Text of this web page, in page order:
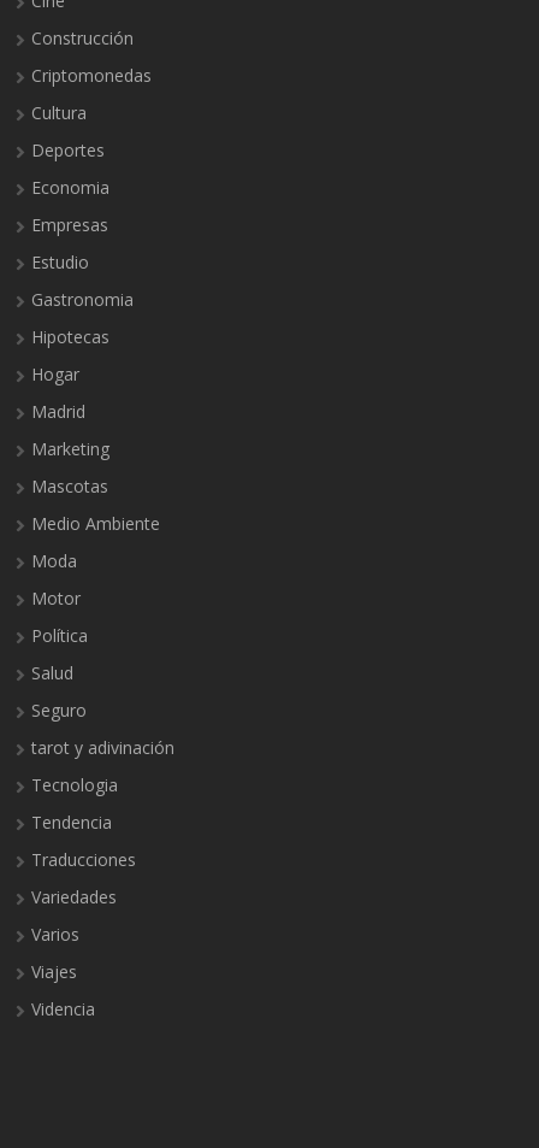
Construcción
Criptomonedas
Cultura
Deportes
Economia
Empresas
Estudio
Gastronomia
Hipotecas
Hogar
Madrid
Marketing
Mascotas
Medio Ambiente
Moda
Motor
Política
Salud
Seguro
tarot y adivinación
Tecnologia
Tendencia
Traducciones
Variedades
Varios
Viajes
Videncia